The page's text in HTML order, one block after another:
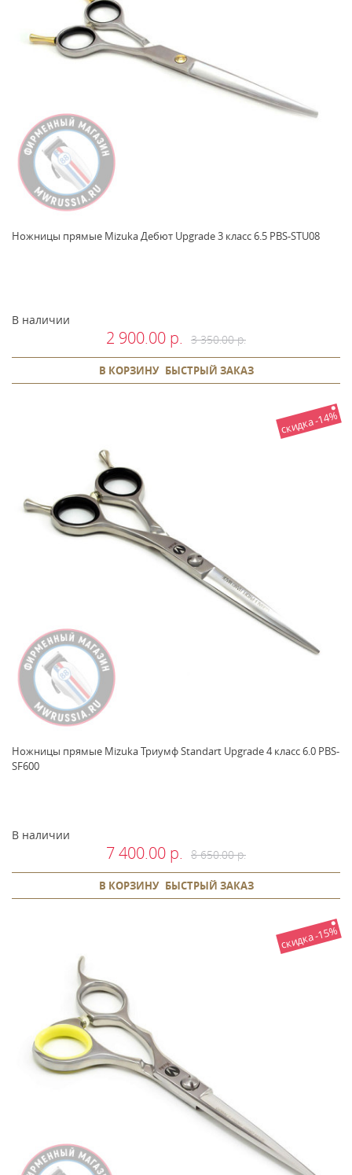
Ножницы прямые Mizuka Дебют Upgrade 3 класс 6.5 PBS-STU08
В наличии
2 900.00 р. 3 350.00 р.
В КОРЗИНУ БЫСТРЫЙ ЗАКАЗ
скидка -14%
Ножницы прямые Mizuka Триумф Standart Upgrade 4 класс 6.0 PBS-
SF600
В наличии
7 400.00 р. 8 650.00 р.
В КОРЗИНУ БЫСТРЫЙ ЗАКАЗ
скидка -15%